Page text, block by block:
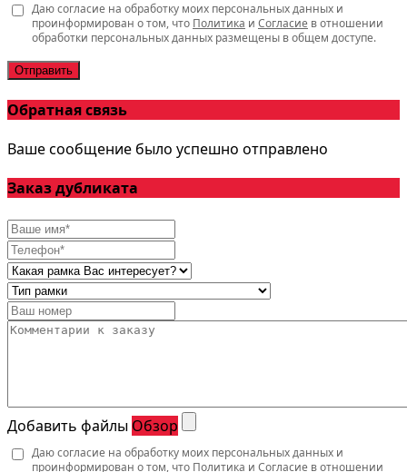
Даю согласие на обработку моих персональных данных и
проинформирован о том, что Политика и Согласие в отношении
обработки персональных данных размещены в общем доступе.
Отправить
Обратная связь
Ваше сообщение было успешно отправлено
Заказ дубликата
Добавить файлы Обзор
Даю согласие на обработку моих персональных данных и
проинформирован о том, что Политика и Согласие в отношении